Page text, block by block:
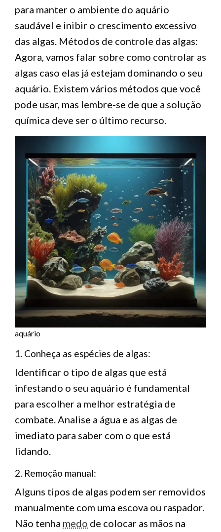
para manter o ambiente do aquário
saudável e inibir o crescimento excessivo
das algas. Métodos de controle das algas:
Agora, vamos falar sobre como controlar as
algas caso elas já estejam dominando o seu
aquário. Existem vários métodos que você
pode usar, mas lembre-se de que a solução
química deve ser o último recurso.
aquário
1. Conheça as espécies de algas:
Identificar o tipo de algas que está
infestando o seu aquário é fundamental
para escolher a melhor estratégia de
combate. Analise a água e as algas de
imediato para saber com o que está
lidando.
2. Remoção manual:
Alguns tipos de algas podem ser removidos
manualmente com uma escova ou raspador.
Não tenha medo de colocar as mãos na